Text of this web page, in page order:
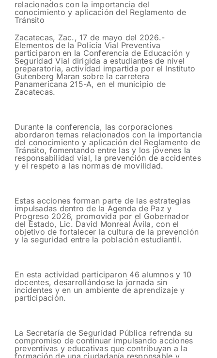
relacionados con la importancia del
conocimiento y aplicación del Reglamento de
Tránsito
Zacatecas, Zac., 17 de mayo del 2026.-
Elementos de la Policía Vial Preventiva
participaron en la Conferencia de Educación y
Seguridad Vial dirigida a estudiantes de nivel
preparatoria, actividad impartida por el Instituto
Gutenberg Maran sobre la carretera
Panamericana 215-A, en el municipio de
Zacatecas.
Durante la conferencia, las corporaciones
abordaron temas relacionados con la importancia
del conocimiento y aplicación del Reglamento de
Tránsito, fomentando entre las y los jóvenes la
responsabilidad vial, la prevención de accidentes
y el respeto a las normas de movilidad.
Estas acciones forman parte de las estrategias
impulsadas dentro de la Agenda de Paz y
Progreso 2026, promovida por el Gobernador
del Estado, Lic. David Monreal Ávila, con el
objetivo de fortalecer la cultura de la prevención
y la seguridad entre la población estudiantil.
En esta actividad participaron 46 alumnos y 10
docentes, desarrollándose la jornada sin
incidentes y en un ambiente de aprendizaje y
participación.
La Secretaría de Seguridad Pública refrenda su
compromiso de continuar impulsando acciones
preventivas y educativas que contribuyan a la